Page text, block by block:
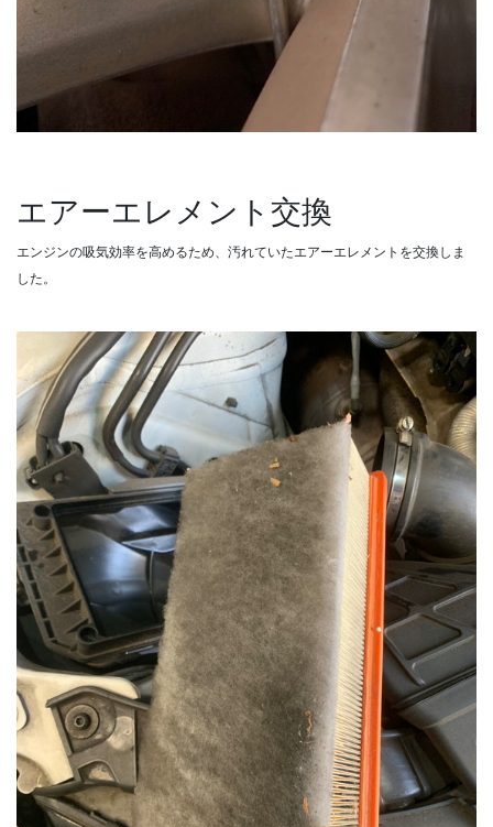
エアーエレメント交換
エンジンの吸気効率を高めるため、汚れていたエアーエレメントを交換しま
した。